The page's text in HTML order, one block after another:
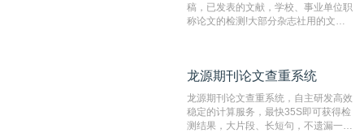
稿，已发表的文献，学校、事业单位职
称论文的检测!大部分杂志社用的文献
编辑部检测来稿和已发表的文献,检测
测时注意填写第一作者,才能排除已发
表文献复制比。（限制字符数1万）
龙源期刊论文查重系统
龙源期刊论文查重系统，自主研发高效
稳定的计算服务，最快35S即可获得检
测结果，大片段、长短句，不遗漏一处